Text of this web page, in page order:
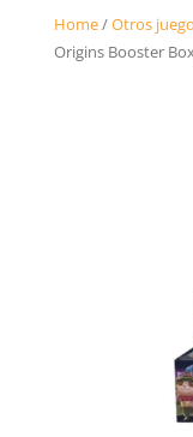
Home/Otros
Origins Booster